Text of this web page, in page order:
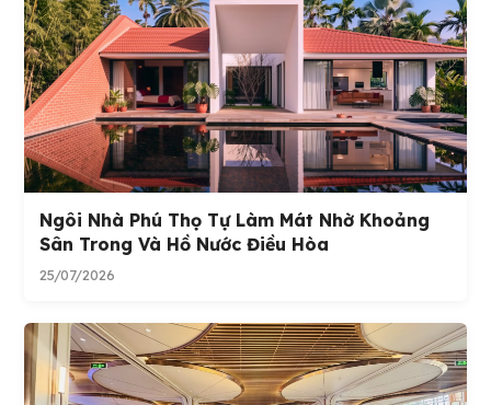
Ngôi Nhà Phú Thọ Tự Làm Mát Nhờ Khoảng
Sân Trong Và Hồ Nước Điều Hòa
25/07/2026